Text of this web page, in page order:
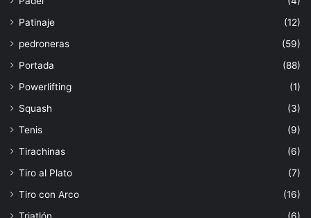
Patinaje
(12)
pedroneras
(59)
Portada
(88)
Powerlifting
(1)
Squash
(3)
Tenis
(9)
Tirachinas
(6)
Tiro al Plato
(7)
Tiro con Arco
(16)